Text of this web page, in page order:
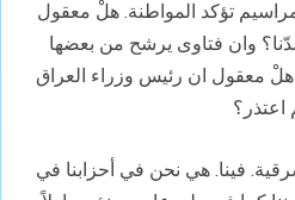
تؤكد المواطنة. هلْ معقول
وان فتاوى يرشح من بعضها
معقول ان رئيس وزراء العراق
اعتذر؟
فينا. هي نحن في أحزابنا في